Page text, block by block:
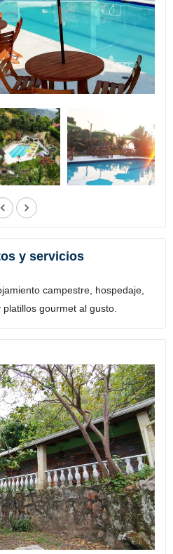
y servicios
campestre, hospedaje,
gourmet al gusto.